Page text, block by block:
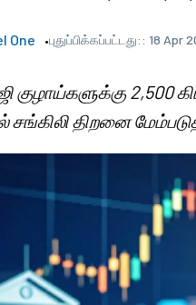
One புதுப்பிக்கப்பட்டது:: 18 Apr
குழாய்களுக்கு
சங்கிலி திறனை